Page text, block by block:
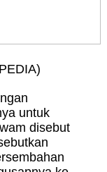
untuk
disebut